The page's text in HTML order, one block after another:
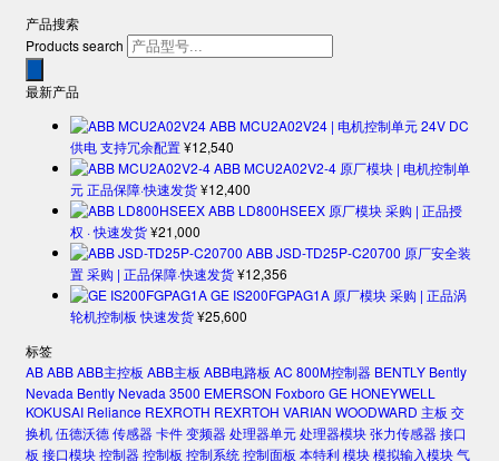
产品搜索
Products search
最新产品
ABB MCU2A02V24 | 电机控制单元 24V DC
供电 支持冗余配置¥12,540
ABB MCU2A02V2-4 原厂模块 | 电机控制单
元 正品保障·快速发货¥12,400
ABB LD800HSEEX 原厂模块 采购 | 正品授
权 · 快速发货¥21,000
ABB JSD-TD25P-C20700 原厂安全装
置 采购 | 正品保障·快速发货¥12,356
GE IS200FGPAG1A 原厂模块 采购 | 正品涡
轮机控制板 快速发货¥25,600
标签
ABABBABB主控板 ABB主板 ABB电路板 AC 800M控制器 BENTLY Bently
Nevada Bently Nevada 3500 EMERSON Foxboro GE HONEYWELL
KOKUSAI Reliance REXROTH REXRTOH VARIAN WOODWARD 主板 交
换机伍德沃德传感器卡件变频器处理器单元处理器模块张力传感器接口
板 接口模块控制器控制板 控制系统控制面板 本特利模块模拟输入模块气